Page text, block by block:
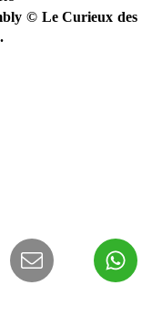
© Le Curieux des